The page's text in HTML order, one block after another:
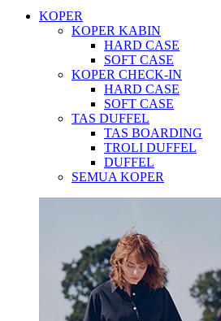
KOPER
KOPER KABIN
HARD CASE
SOFT CASE
KOPER CHECK-IN
HARD CASE
SOFT CASE
TAS DUFFEL
TAS BOARDING
TROLI DUFFEL
DUFFEL
SEMUA KOPER